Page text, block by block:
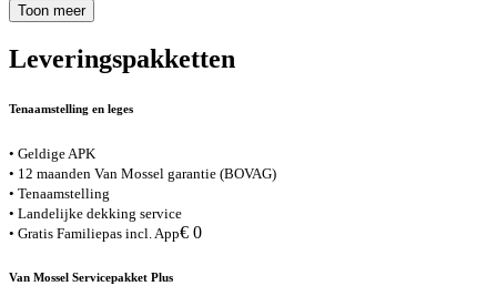
Toon meer
Leveringspakketten
Tenaamstelling en leges
• Geldige APK
• 12 maanden Van Mossel garantie (BOVAG)
• Tenaamstelling
• Landelijke dekking service
• Gratis Familiepas incl. App€ 0
Van Mossel Servicepakket Plus